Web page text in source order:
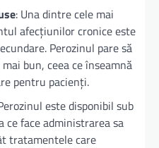
: Una dintre cele mai
afecțiunilor cronice este
Perozinul pare să
bun, ceea ce înseamnă
pentru pacienți.
este disponibil sub
ce face administrarea sa
tratamentele care